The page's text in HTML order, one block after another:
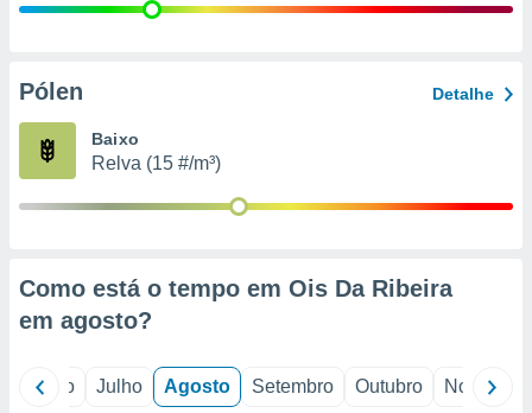
e
Pólen Detalhe
Baixo
Relva (15 #/m³)
Como está o tempo em Ois Da Ribeira
em agosto?
Junho Julho Agosto Setembro Outubro Novembro